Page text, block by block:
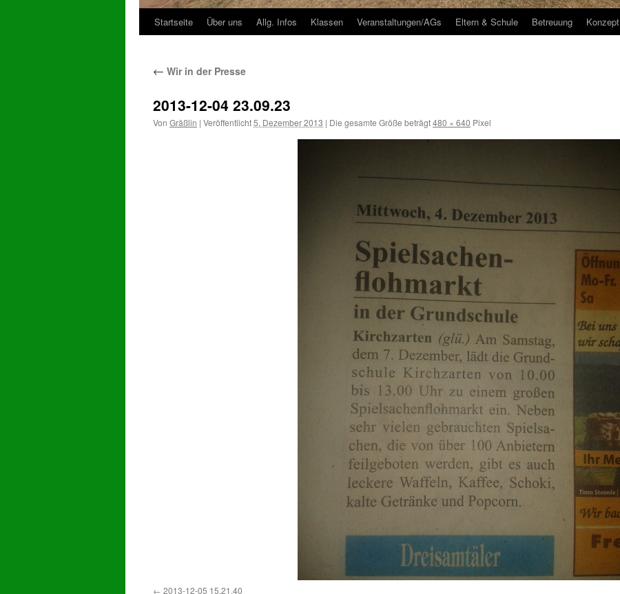
Zum
springen
Startseite Über uns Allg. Infos Klassen Veranstaltungen/AGs Eltern & Schule Betreuung Konzept
← Wir in der Presse
2013-12-04 23.09.23
Von Gräßlin | Veröffentlicht5. Dezember 2013 | Die gesamte Größe beträgt480 × 640 Pixel
2013-12-05 15.21.40